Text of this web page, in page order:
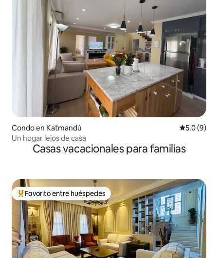
Condo en Katmandú
5.0 (9)
Un hogar lejos de casa
Casas vacacionales para familias
Favorito entre huéspedes preferido
Favorito entre huéspedes